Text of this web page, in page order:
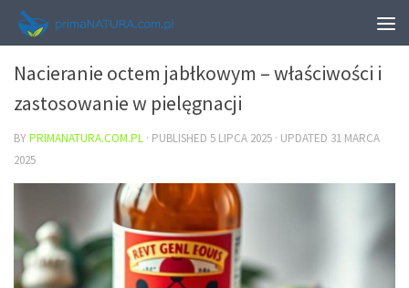
URODA
Nacieranie octem jabłkowym – właściwości i
zastosowanie w pielęgnacji
BYPRIMANATURA.COM.PL · PUBLISHED 5 LIPCA 2025 · UPDATED 31 MARCA
2025